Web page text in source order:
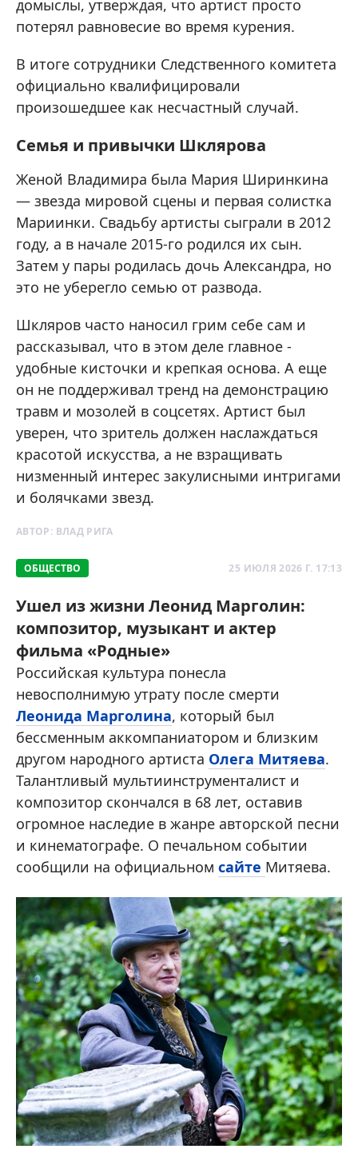
домыслы, утверждая, что артист просто
потерял равновесие во время курения.
В итоге сотрудники Следственного комитета
официально квалифицировали
произошедшее как несчастный случай.
Семья и привычки Шклярова
Женой Владимира была Мария Ширинкина
— звезда мировой сцены и первая солистка
Мариинки. Свадьбу артисты сыграли в 2012
году, а в начале 2015-го родился их сын.
Затем у пары родилась дочь Александра, но
это не уберегло семью от развода.
Шкляров часто наносил грим себе сам и
рассказывал, что в этом деле главное -
удобные кисточки и крепкая основа. А еще
он не поддерживал тренд на демонстрацию
травм и мозолей в соцсетях. Артист был
уверен, что зритель должен наслаждаться
красотой искусства, а не взращивать
низменный интерес закулисными интригами
и болячками звезд.
АВТОР: ВЛАД РИГА
ОБЩЕСТВО 25 ИЮЛЯ 2026 Г. 17:13
Ушел из жизни Леонид Марголин:
композитор, музыкант и актер
фильма «Родные»
Российская культура понесла
невосполнимую утрату после смерти
Леонида Марголина, который был
бессменным аккомпаниатором и близким
другом народного артиста Олега Митяева.
Талантливый мультиинструменталист и
композитор скончался в 68 лет, оставив
огромное наследие в жанре авторской песни
и кинематографе. О печальном событии
сообщили на официальном сайте Митяева.